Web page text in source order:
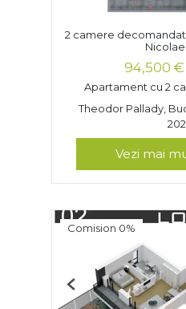
2 camere
Nicolae
94,500 €
Apartament cu 2
Theodor Pallady,
Vezi mai
Comision 0%
Previous